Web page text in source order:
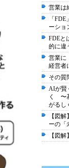
営業は
「
ーショ
FDEと
的に違
営業に
経営者
その質
AIが賢
く 〜
がるし
【図
ーの「
【図